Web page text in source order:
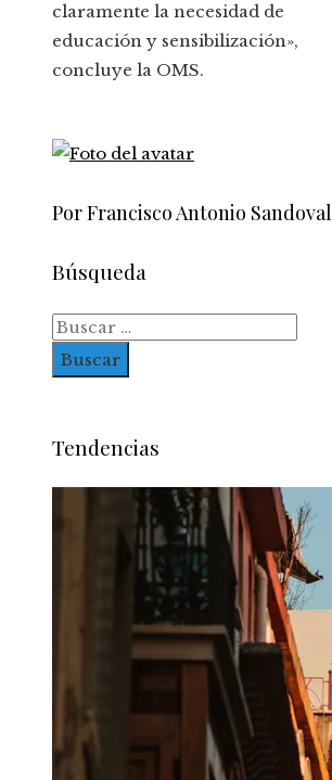
claramente la necesidad de
educación y sensibilización»,
concluye la OMS.
Por Francisco Antonio Sandoval
Búsqueda
Buscar:
Tendencias